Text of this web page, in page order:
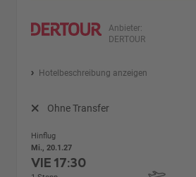
Anbieter:
DERTOUR
Hotelbeschreibung anzeigen
Ohne Transfer
Hinflug
Mi., 20.1.27
VIE17:30